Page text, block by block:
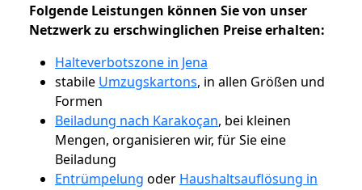
Folgende Leistungen können Sie von unser
Netzwerk zu erschwinglichen Preise erhalten:
Halteverbotszone in Jena
stabile Umzugskartons, in allen Größen und
Formen
Beiladung nach Karakoçan, bei kleinen
Mengen, organisieren wir, für Sie eine
Beiladung
Entrümpelung oder Haushaltsauflösung in